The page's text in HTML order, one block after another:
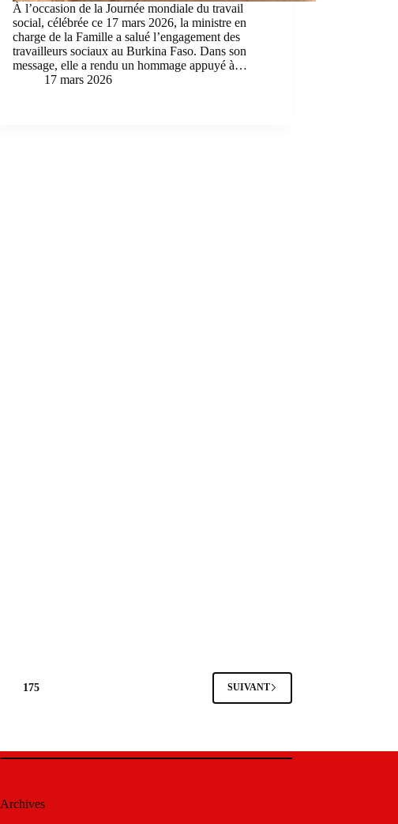
À l’occasion de la Journée mondiale du travail
social, célébrée ce 17 mars 2026, la ministre en
charge de la Famille a salué l’engagement des
travailleurs sociaux au Burkina Faso. Dans son
message, elle a rendu un hommage appuyé à…
17 mars 2026
175 SUIVANT
Archives